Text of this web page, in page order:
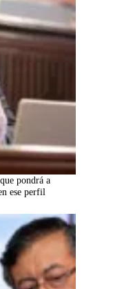
pondrá a
ese perfil